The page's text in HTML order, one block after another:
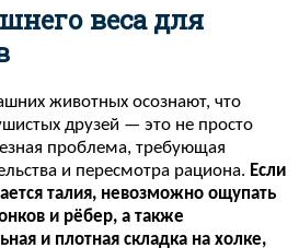
веса для
животных осознают, что
друзей — это не просто
проблема, требующая
и пересмотра рациона. Если
талия, невозможно ощупать
и рёбер, а также
и плотная складка на холке,